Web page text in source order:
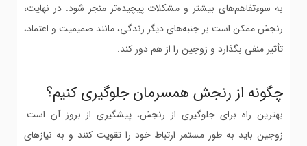
به سوءتفاهم‌های بیشتر و مشکلات پیچیده‌تر منجر شود. در نهایت،
رنجش ممکن است بر جنبه‌های دیگر زندگی، مانند صمیمیت و اعتماد،
تأثیر منفی بگذارد و زوجین را از هم دور کند.
چگونه از رنجش همسرمان جلوگیری کنیم؟
بهترین راه برای جلوگیری از رنجش، پیشگیری از بروز آن است.
زوجین باید به طور مستمر ارتباط خود را تقویت کنند و به نیازهای